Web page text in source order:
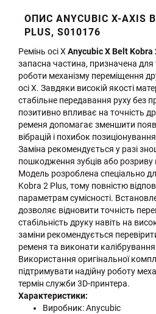
ОПИС ANYCUBIC X-AXIS
PLUS, S010176
Ремінь осі XAnycubic X Belt Kobra
запасна частина, призначена для
роботи механізму переміщення
осі X. Завдяки високій якості
стабільне передавання руху без
позитивно впливає на точність
ременя допомагає зменшити
вібрацій і похибок
Заміна рекомендується у разі
пошкодження зубців або
Модель розроблена спеціально
Kobra 2 Plus, тому повністю
параметрам сумісності.
дозволяє відновити точність
стабільність друку навіть на
заміни рекомендується
ременя та виконати
Використання оригінальної
підтримувати надійну роботу
термін служби 3D-принтера.
Характеристики:
Виробник: Anycubic